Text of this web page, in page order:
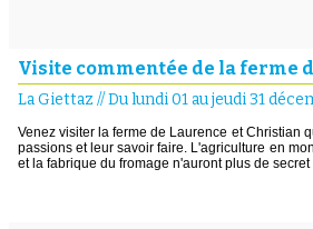
Visite commentée de la ferme
La Giettaz //Du lundi 01 au jeudi 31
Venez visiter la ferme de Laurence et Christian
passions et leur savoir faire. L'agriculture en
et la fabrique du fromage n'auront plus de secret